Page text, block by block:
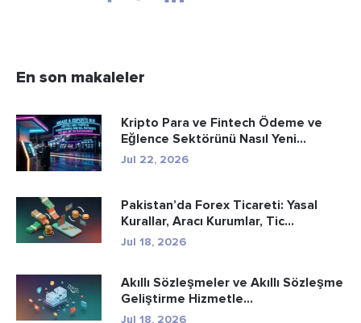
En son makaleler
Kripto Para ve Fintech Ödeme ve
Eğlence Sektörünü Nasıl Yeni...
Jul 22, 2026
Pakistan’da Forex Ticareti: Yasal
Kurallar, Aracı Kurumlar, Tic...
Jul 18, 2026
Akıllı Sözleşmeler ve Akıllı Sözleşme
Geliştirme Hizmetle...
Jul 18, 2026